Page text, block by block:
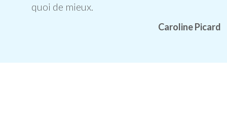
quoi de mieux.
Caroline Picard